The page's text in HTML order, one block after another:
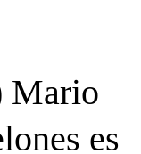
Mario
es